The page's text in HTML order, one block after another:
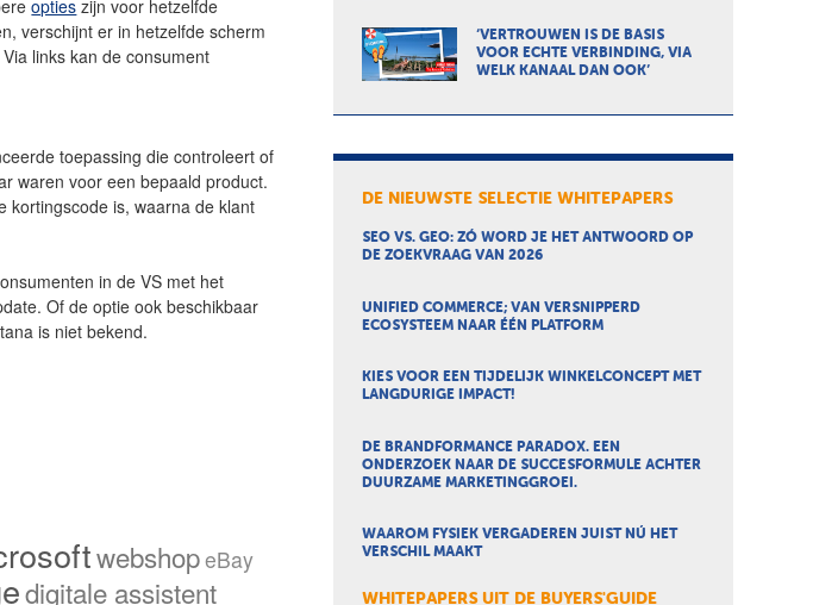
opties zijn voor hetzelfde
verschijnt er in hetzelfde scherm
links kan de consument
toepassing die controleert of
waren voor een bepaald product.
kortingscode is, waarna de klant
in de VS met het
Of de optie ook beschikbaar
is niet bekend.
webshopeBay
digitale assistent
‘VERTROUWEN IS DE BASIS
VOOR ECHTE VERBINDING, VIA
WELK KANAAL DAN OOK’
DE NIEUWSTE SELECTIE WHITEPAPERS
SEO VS. GEO: ZÓ WORD JE HET ANTWOORD OP
DE ZOEKVRAAG VAN 2026
UNIFIED COMMERCE; VAN VERSNIPPERD
ECOSYSTEEM NAAR ÉÉN PLATFORM
KIES VOOR EEN TIJDELIJK WINKELCONCEPT MET
LANGDURIGE IMPACT!
DE BRANDFORMANCE PARADOX. EEN
ONDERZOEK NAAR DE SUCCESFORMULE ACHTER
DUURZAME MARKETINGGROEI.
WAAROM FYSIEK VERGADEREN JUIST NÚ HET
VERSCHIL MAAKT
WHITEPAPERS UIT DE BUYERS'GUIDE